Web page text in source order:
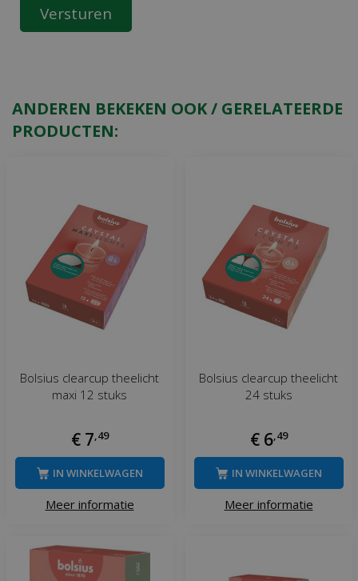
ANDEREN BEKEKEN OOK / GERELATEERDE
PRODUCTEN:
Bolsius clearcup theelicht
maxi 12 stuks
€ 7,49
Meer informatie
IN WINKELWAGEN
Bolsius clearcup theelicht
24 stuks
€ 6,49
Meer informatie
IN WINKELWAGEN